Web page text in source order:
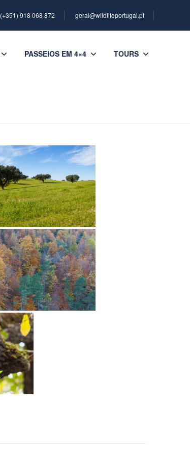
(+351) 918 068 872 geral@wildlifeportugal.pt
PASSEIOS EM 4×4 TOURS